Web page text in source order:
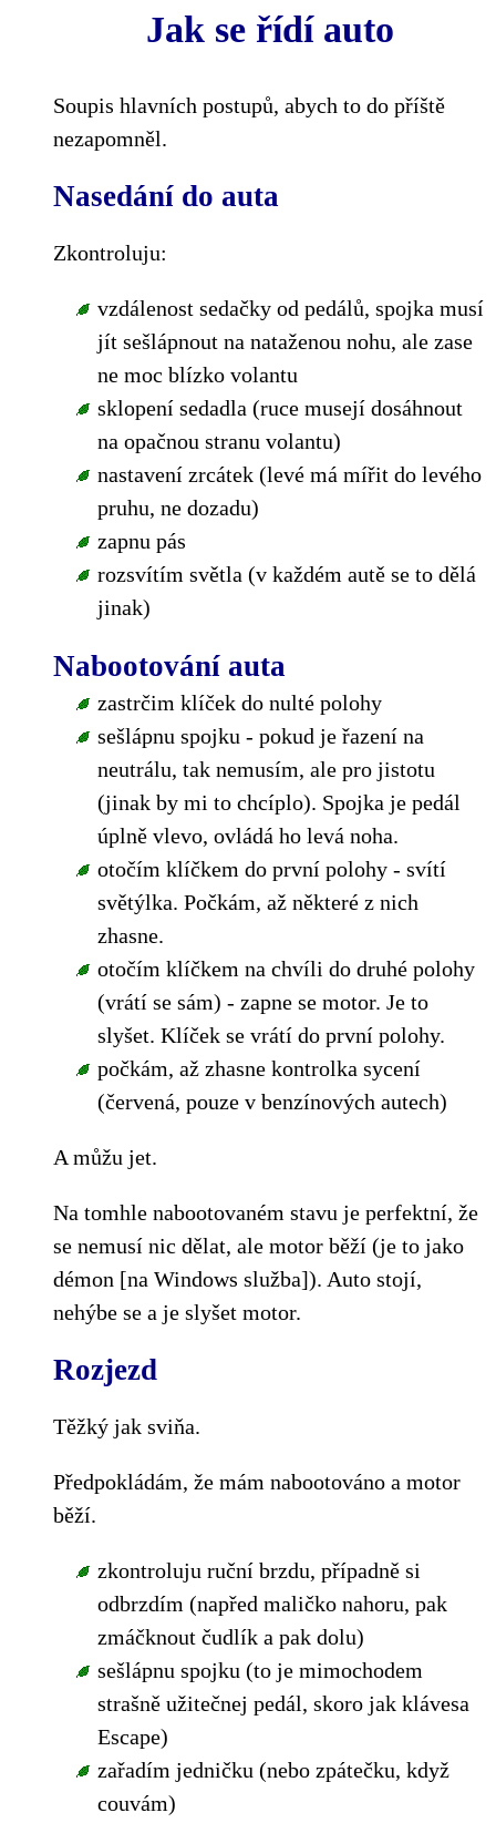
Jak se řídí auto
Soupis hlavních postupů, abych to do příště
nezapomněl.
Nasedání do auta
Zkontroluju:
vzdálenost sedačky od pedálů, spojka musí
jít sešlápnout na nataženou nohu, ale zase
ne moc blízko volantu
sklopení sedadla (ruce musejí dosáhnout
na opačnou stranu volantu)
nastavení zrcátek (levé má mířit do levého
pruhu, ne dozadu)
zapnu pás
rozsvítím světla (v každém autě se to dělá
jinak)
Nabootování auta
zastrčim klíček do nulté polohy
sešlápnu spojku - pokud je řazení na
neutrálu, tak nemusím, ale pro jistotu
(jinak by mi to chcíplo). Spojka je pedál
úplně vlevo, ovládá ho levá noha.
otočím klíčkem do první polohy - svítí
světýlka. Počkám, až některé z nich
zhasne.
otočím klíčkem na chvíli do druhé polohy
(vrátí se sám) - zapne se motor. Je to
slyšet. Klíček se vrátí do první polohy.
počkám, až zhasne kontrolka sycení
(červená, pouze v benzínových autech)
A můžu jet.
Na tomhle nabootovaném stavu je perfektní, že
se nemusí nic dělat, ale motor běží (je to jako
démon [na Windows služba]). Auto stojí,
nehýbe se a je slyšet motor.
Rozjezd
Těžký jak sviňa.
Předpokládám, že mám nabootováno a motor
běží.
zkontroluju ruční brzdu, případně si
odbrzdím (napřed maličko nahoru, pak
zmáčknout čudlík a pak dolu)
sešlápnu spojku (to je mimochodem
strašně užitečnej pedál, skoro jak klávesa
Escape)
zařadím jedničku (nebo zpátečku, když
couvám)